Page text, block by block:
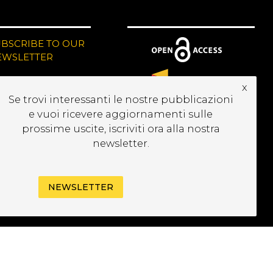
TO OUR
Se trovi interessanti le nostre pubblicazioni
e vuoi ricevere aggiornamenti sulle
prossime uscite, iscriviti ora alla nostra
newsletter.
x
NEWSLETTER